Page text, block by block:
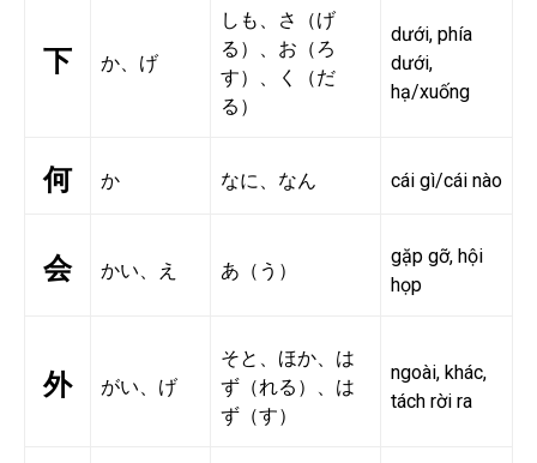
下 か、げ
しも、さ（げ
る）、お（ろ
す）、く（だ
る）
dưới, phía
dưới,
hạ/xuống
何 か なに、なん cái gì/cái nào
会 かい、え あ（う）
gặp gỡ, hội
họp
外 がい、げ
そと、ほか、は
ず（れる）、は
ず（す）
ngoài, khác,
tách rời ra